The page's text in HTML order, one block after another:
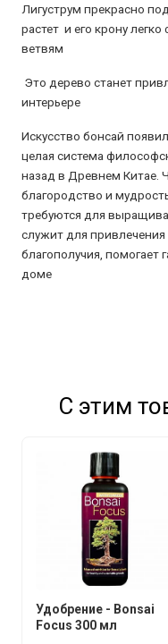
Лигуструм прекрасно
растет и его крону
ветвям
Это дерево станет
интерьере
Искусство бонсай
целая система
назад в Древнем Китае.
благородство и
требуются для
служит для
благополучия, помогает
доме
С этим
Удобрение - Bonsai
Focus 300 мл